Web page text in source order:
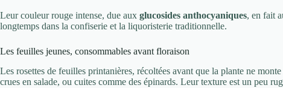
Leur couleur rouge intense, due aux glucosides anthocyaniques, en fait
longtemps dans la confiserie et la liquoristerie traditionnelle.
Les feuilles jeunes, consommables avant floraison
Les rosettes de feuilles printanières, récoltées avant que la plante ne
crues en salade, ou cuites comme des épinards. Leur texture est un peu